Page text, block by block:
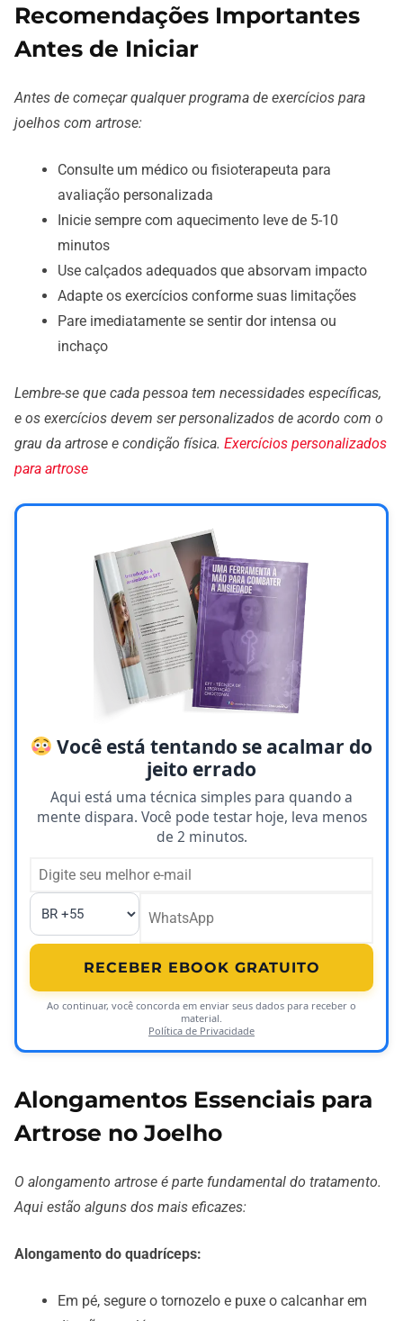
Recomendações Importantes
Antes de Iniciar
Antes de começar qualquer programa de exercícios para
joelhos com artrose:
Consulte um médico ou fisioterapeuta para
avaliação personalizada
Inicie sempre com aquecimento leve de 5-10
minutos
Use calçados adequados que absorvam impacto
Adapte os exercícios conforme suas limitações
Pare imediatamente se sentir dor intensa ou
inchaço
Lembre-se que cada pessoa tem necessidades específicas,
e os exercícios devem ser personalizados de acordo com o
grau da artrose e condição física. Exercícios personalizados
para artrose
Você está tentando se acalmar do
jeito errado
Aqui está uma técnica simples para quando a
mente dispara. Você pode testar hoje, leva menos
de 2 minutos.
RECEBER EBOOK GRATUITO
Ao continuar, você concorda em enviar seus dados para receber o
material.
Política de Privacidade
Alongamentos Essenciais para
Artrose no Joelho
O alongamento artrose é parte fundamental do tratamento.
Aqui estão alguns dos mais eficazes:
Alongamento do quadríceps:
Em pé, segure o tornozelo e puxe o calcanhar em